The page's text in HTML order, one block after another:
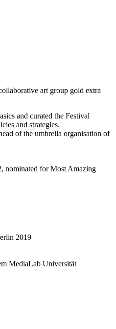
art group gold extra
and curated the Festival
and strategies.
of the umbrella organisation of
nominated for Most Amazing
2019
MediaLab Universität